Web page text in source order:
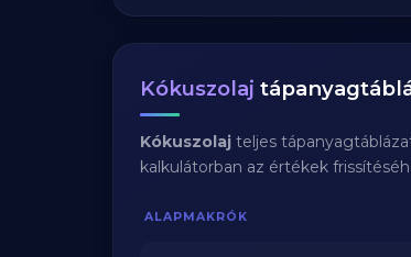
Kókuszolaj
Kókuszolaj teljes
kalkulátorban az értékek
ALAPMAKRÓK